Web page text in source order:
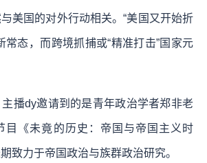
美国的对外行动相关。“美国又开始折
常态，而跨境抓捕或“精准打击”国家元
播dy邀请到的是青年政治学者郑非老
目《未竟的历史：帝国与帝国主义时
致力于帝国政治与族群政治研究。